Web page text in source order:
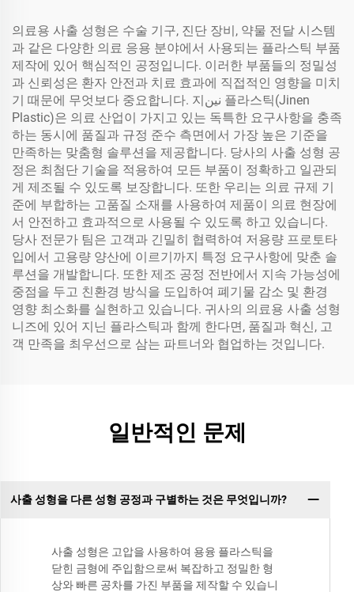
의료용 사출 성형은 수술 기구, 진단 장비, 약물 전달 시스템
과 같은 다양한 의료 응용 분야에서 사용되는 플라스틱 부품
제작에 있어 핵심적인 공정입니다. 이러한 부품들의 정밀성
과 신뢰성은 환자 안전과 치료 효과에 직접적인 영향을 미치
기 때문에 무엇보다 중요합니다. 지نين 플라스틱(Jinen
Plastic)은 의료 산업이 가지고 있는 독특한 요구사항을 충족
하는 동시에 품질과 규정 준수 측면에서 가장 높은 기준을
만족하는 맞춤형 솔루션을 제공합니다. 당사의 사출 성형 공
정은 최첨단 기술을 적용하여 모든 부품이 정확하고 일관되
게 제조될 수 있도록 보장합니다. 또한 우리는 의료 규제 기
준에 부합하는 고품질 소재를 사용하여 제품이 의료 현장에
서 안전하고 효과적으로 사용될 수 있도록 하고 있습니다.
당사 전문가 팀은 고객과 긴밀히 협력하여 저용량 프로토타
입에서 고용량 양산에 이르기까지 특정 요구사항에 맞춘 솔
루션을 개발합니다. 또한 제조 공정 전반에서 지속 가능성에
중점을 두고 친환경 방식을 도입하여 폐기물 감소 및 환경
영향 최소화를 실현하고 있습니다. 귀사의 의료용 사출 성형
니즈에 있어 지닌 플라스틱과 함께 한다면, 품질과 혁신, 고
객 만족을 최우선으로 삼는 파트너와 협업하는 것입니다.
일반적인 문제
사출 성형을 다른 성형 공정과 구별하는 것은 무엇입니까?
사출 성형은 고압을 사용하여 용융 플라스틱을
닫힌 금형에 주입함으로써 복잡하고 정밀한 형
상와 빠른 공차를 가진 부품을 제작할 수 있습니